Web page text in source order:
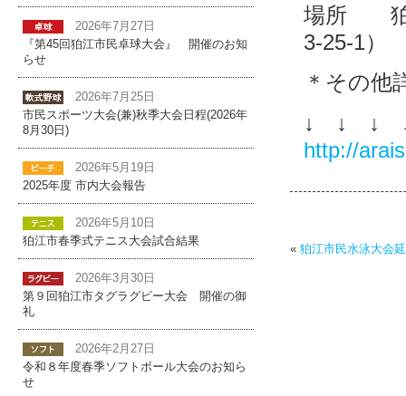
場所 狛
3-25-1）
＊その他
↓ ↓ ↓
http://
« 狛江市民水泳大会
2026年7月27日
『第45回狛江市民卓球大会』 開催のお知
らせ
2026年7月25日
市民スポーツ大会(兼)秋季大会日程(2026年
8月30日)
2026年5月19日
2025年度 市内大会報告
2026年5月10日
狛江市春季式テニス大会試合結果
2026年3月30日
第９回狛江市タグラグビー大会 開催の御
礼
2026年2月27日
令和８年度春季ソフトボール大会のお知ら
せ